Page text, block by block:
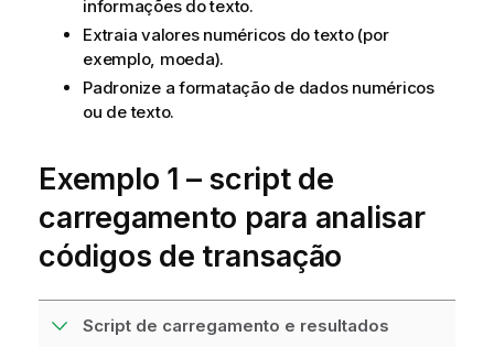
informações do texto.
Extraia valores numéricos do texto (por
exemplo, moeda).
Padronize a formatação de dados numéricos
ou de texto.
Exemplo 1 – script de
carregamento para analisar
códigos de transação
Script de carregamento e resultados